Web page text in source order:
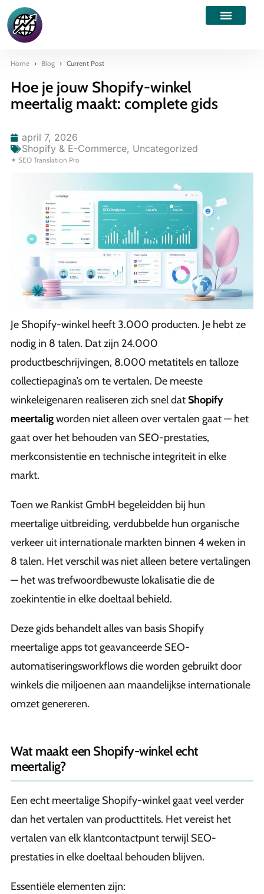
Home › Blog › Current Post
Hoe je jouw Shopify-winkel
meertalig maakt: complete gids
april 7, 2026
Shopify & E-Commerce, Uncategorized
✦ SEO Translation Pro
Je Shopify-winkel heeft 3.000 producten. Je hebt ze
nodig in 8 talen. Dat zijn 24.000
productbeschrijvingen, 8.000 metatitels en talloze
collectiepagina’s om te vertalen. De meeste
winkeleigenaren realiseren zich snel datShopify
meertaligworden niet alleen over vertalen gaat — het
gaat over het behouden van SEO-prestaties,
merkconsistentie en technische integriteit in elke
markt.
Toen we Rankist GmbH begeleidden bij hun
meertalige uitbreiding, verdubbelde hun organische
verkeer uit internationale markten binnen 4 weken in
8 talen. Het verschil was niet alleen betere vertalingen
— het was trefwoordbewuste lokalisatie die de
zoekintentie in elke doeltaal behield.
Deze gids behandelt alles van basis Shopify
meertalige apps tot geavanceerde SEO-
automatiseringsworkflows die worden gebruikt door
winkels die miljoenen aan maandelijkse internationale
omzet genereren.
Wat maakt een Shopify-winkel echt
meertalig?
Een echt meertalige Shopify-winkel gaat veel verder
dan het vertalen van producttitels. Het vereist het
vertalen van elk klantcontactpunt terwijl SEO-
prestaties in elke doeltaal behouden blijven.
Essentiële elementen zijn: